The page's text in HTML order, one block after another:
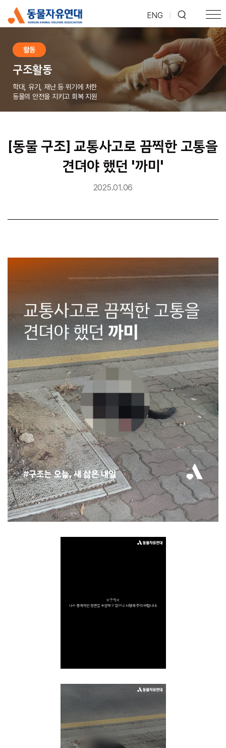
ENG
활동
구조활동
학대, 유기, 재난 등 위기에 처한
동물의 안전을 지키고 회복 지원
[동물 구조] 교통사고로 끔찍한 고통을
견뎌야 했던 '까미'
2025.01.06